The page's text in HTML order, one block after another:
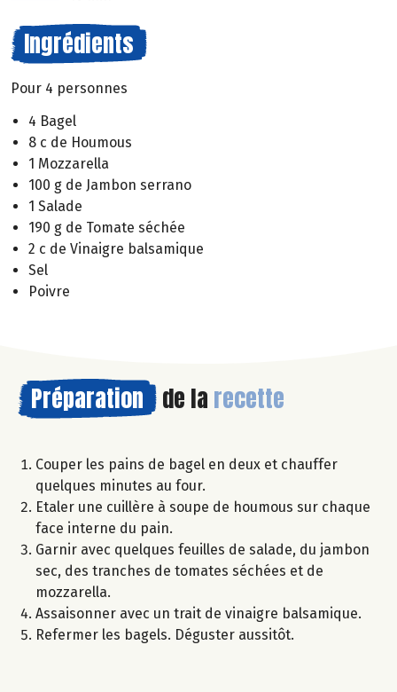
Ingrédients
Pour 4 personnes
4 Bagel
8 c de Houmous
1 Mozzarella
100 g de Jambon serrano
1 Salade
190 g de Tomate séchée
2 c de Vinaigre balsamique
Sel
Poivre
Préparation de la recette
Couper les pains de bagel en deux et chauffer
quelques minutes au four.
Etaler une cuillère à soupe de houmous sur chaque
face interne du pain.
Garnir avec quelques feuilles de salade, du jambon
sec, des tranches de tomates séchées et de
mozzarella.
Assaisonner avec un trait de vinaigre balsamique.
Refermer les bagels. Déguster aussitôt.